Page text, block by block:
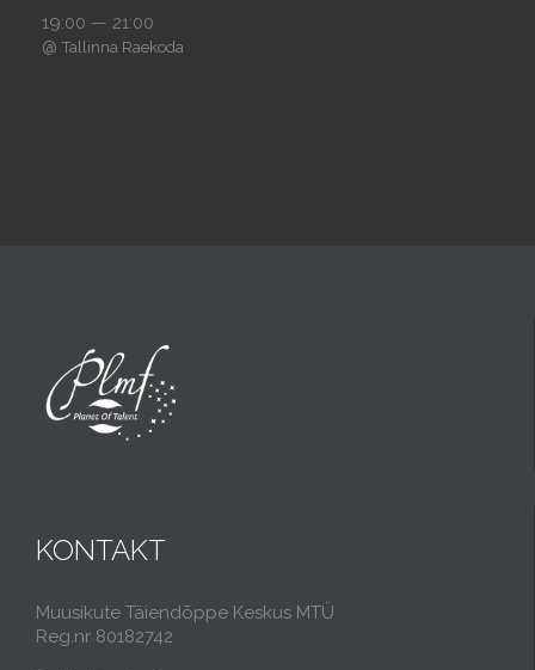
19:00 — 21:00
@ Tallinna Raekoda
KONTAKT
Muusikute Täiendõppe Keskus MTÜ
Reg.nr 80182742